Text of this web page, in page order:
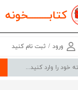
کتابــــــــخونه
ورود / ثبت نام کنید